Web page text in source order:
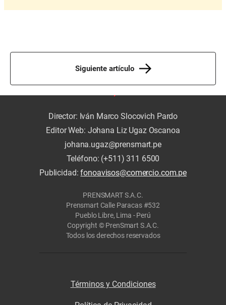
Siguiente artículo
Director: Iván Marco Slocovich Pardo
Editor Web: Johana Liz Ugaz Oscanoa
johana.ugaz@prensmart.pe
Teléfono: (+511) 311 6500
Publicidad:fonoavisos@comercio.com.pe
PRENSMART S.A.C.
Prensmart Calle Paracas #532
Pueblo Libre, Lima - Perú
Copyright © PrenSmart S.A.C.
Todos los derechos reservados
Términos y Condiciones